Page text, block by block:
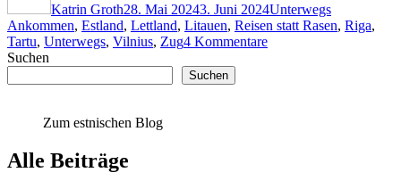
Katrin Groth28. Mai 20243. Juni 2024Unterwegs
Ankommen, Estland, Lettland, Litauen, Reisen statt Rasen, Riga,
Tartu, Unterwegs, Vilnius, Zug4 Kommentarezu
Suchen
Suchen
Zum estnischen Blog
Alle Beiträge